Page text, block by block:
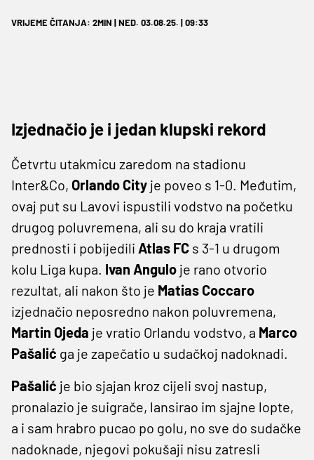
VRIJEME ČITANJA: 2MIN | NED. 03.08.25. | 09:33
Izjednačio je i jedan klupski rekord
Četvrtu utakmicu zaredom na stadionu
Inter&Co, Orlando City je poveo s 1-0. Međutim,
ovaj put su Lavovi ispustili vodstvo na početku
drugog poluvremena, ali su do kraja vratili
prednosti i pobijedili Atlas FC s 3-1 u drugom
kolu Liga kupa. Ivan Angulo je rano otvorio
rezultat, ali nakon što je Matias Coccaro
izjednačio neposredno nakon poluvremena,
Martin Ojeda je vratio Orlandu vodstvo, a Marco
Pašalić ga je zapečatio u sudačkoj nadoknadi.
Pašalić je bio sjajan kroz cijeli svoj nastup,
pronalazio je suigrače, lansirao im sjajne lopte,
a i sam hrabro pucao po golu, no sve do sudačke
nadoknade, njegovi pokušaji nisu zatresli